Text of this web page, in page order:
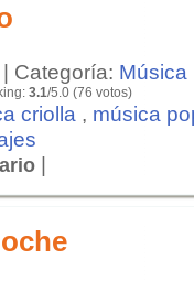
Categoría: Música
3.1/5.0 (76 votos)
criolla , música
|